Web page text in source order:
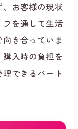
お客様の現状
を通して生活
き合っていま
入時の負担を
できるパート